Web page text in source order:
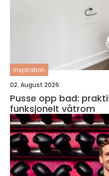
inspiration
02. August 2026
Pusse opp bad:
funksjonelt våtrom